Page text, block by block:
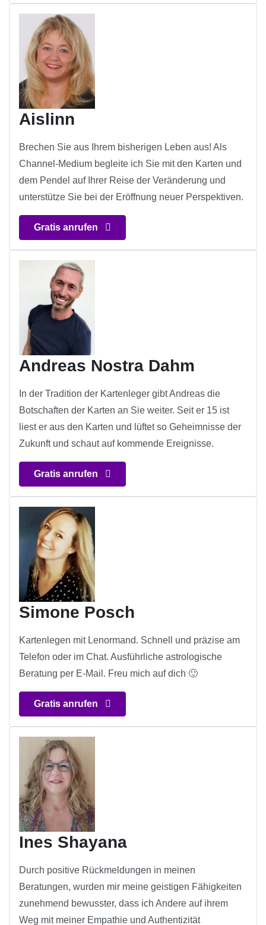
Aislinn
Brechen Sie aus Ihrem bisherigen Leben aus! Als
Channel-Medium begleite ich Sie mit den Karten und
dem Pendel auf Ihrer Reise der Veränderung und
unterstütze Sie bei der Eröffnung neuer Perspektiven.
Gratis anrufen
Andreas Nostra Dahm
In der Tradition der Kartenleger gibt Andreas die
Botschaften der Karten an Sie weiter. Seit er 15 ist
liest er aus den Karten und lüftet so Geheimnisse der
Zukunft und schaut auf kommende Ereignisse.
Gratis anrufen
Simone Posch
Kartenlegen mit Lenormand. Schnell und präzise am
Telefon oder im Chat. Ausführliche astrologische
Beratung per E-Mail. Freu mich auf dich 🙂
Gratis anrufen
Ines Shayana
Durch positive Rückmeldungen in meinen
Beratungen, wurden mir meine geistigen Fähigkeiten
zunehmend bewusster, dass ich Andere auf ihrem
Weg mit meiner Empathie und Authentizität